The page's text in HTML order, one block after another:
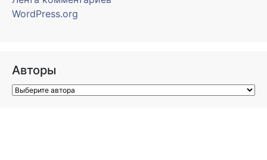
WordPress.org
Авторы